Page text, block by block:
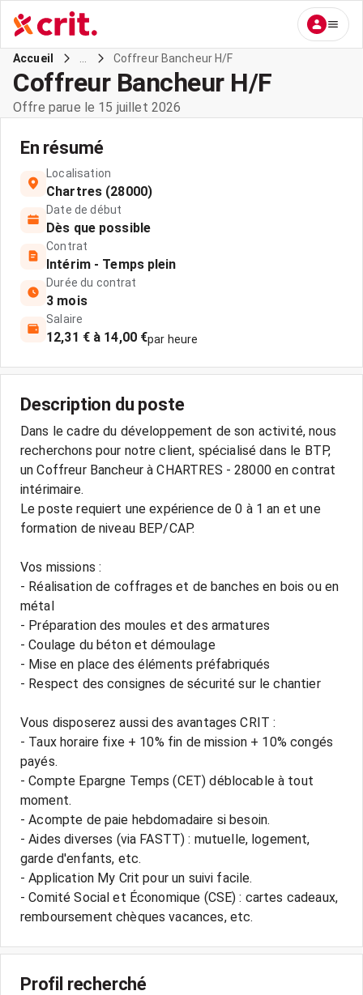
Accueil Coffreur Bancheur H/F
Coffreur Bancheur H/F
Offre parue le 15 juillet 2026
En résumé
Localisation
Chartres (28000)
Date de début
Dès que possible
Contrat
Intérim - Temps plein
Durée du contrat
3 mois
Salaire
12,31 € à 14,00 €par heure
Description du poste
Dans le cadre du développement de son activité, nous
recherchons pour notre client, spécialisé dans le BTP,
un Coffreur Bancheur à CHARTRES - 28000 en contrat
intérimaire.
Le poste requiert une expérience de 0 à 1 an et une
formation de niveau BEP/CAP.
Vos missions :
- Réalisation de coffrages et de banches en bois ou en
métal
- Préparation des moules et des armatures
- Coulage du béton et démoulage
- Mise en place des éléments préfabriqués
- Respect des consignes de sécurité sur le chantier
Vous disposerez aussi des avantages CRIT :
- Taux horaire fixe + 10% fin de mission + 10% congés
payés.
- Compte Epargne Temps (CET) déblocable à tout
moment.
- Acompte de paie hebdomadaire si besoin.
- Aides diverses (via FASTT) : mutuelle, logement,
garde d'enfants, etc.
- Application My Crit pour un suivi facile.
- Comité Social et Économique (CSE) : cartes cadeaux,
Profil recherché